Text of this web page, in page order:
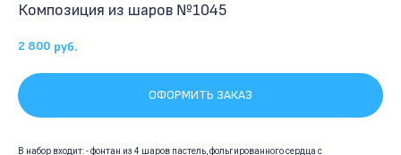
Композиция из шаров №1045
2 800 руб.
ОФОРМИТЬ ЗАКАЗ
В набор входит: - фонтан из 4 шаров пастель, фольгированного сердца с